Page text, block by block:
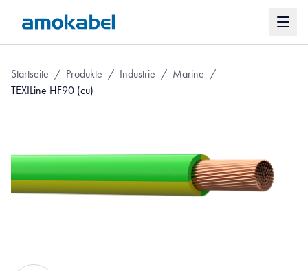
Startseite / Produkte / Industrie / Marine /
TEXILine HF90 (cu)